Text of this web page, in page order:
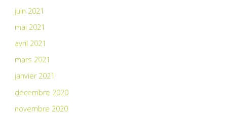
juin 2021
mai 2021
avril 2021
mars 2021
janvier 2021
décembre 2020
novembre 2020